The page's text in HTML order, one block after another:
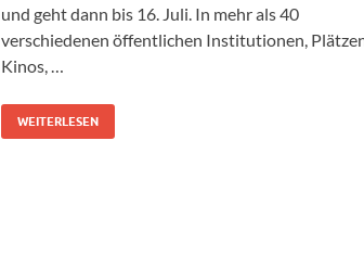
und geht dann bis 16. Juli. In mehr als 40
verschiedenen öffentlichen Institutionen,
Kinos, …
WEITERLESEN